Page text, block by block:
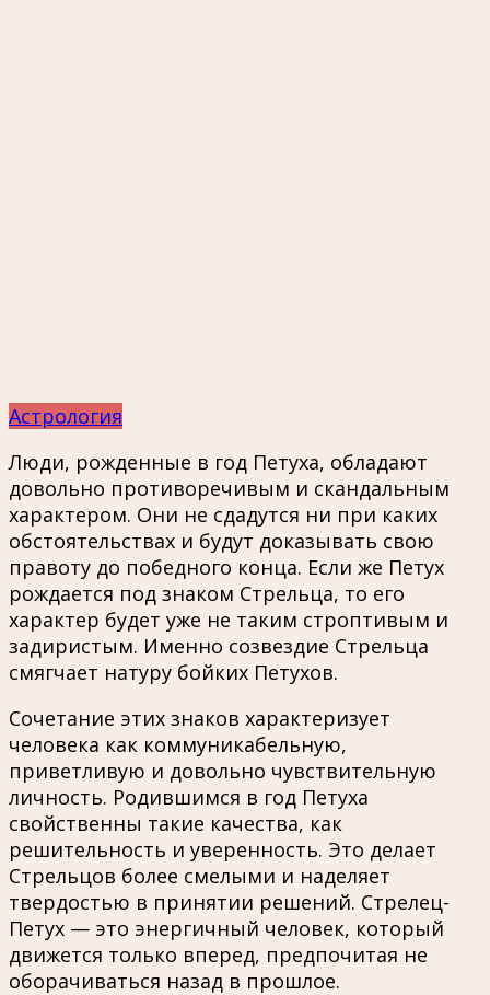
Астрология
Люди, рожденные в год Петуха, обладают
довольно противоречивым и скандальным
характером. Они не сдадутся ни при каких
обстоятельствах и будут доказывать свою
правоту до победного конца. Если же Петух
рождается под знаком Стрельца, то его
характер будет уже не таким строптивым и
задиристым. Именно созвездие Стрельца
смягчает натуру бойких Петухов.
Сочетание этих знаков характеризует
человека как коммуникабельную,
приветливую и довольно чувствительную
личность. Родившимся в год Петуха
свойственны такие качества, как
решительность и уверенность. Это делает
Стрельцов более смелыми и наделяет
твердостью в принятии решений. Стрелец-
Петух — это энергичный человек, который
движется только вперед, предпочитая не
оборачиваться назад в прошлое.